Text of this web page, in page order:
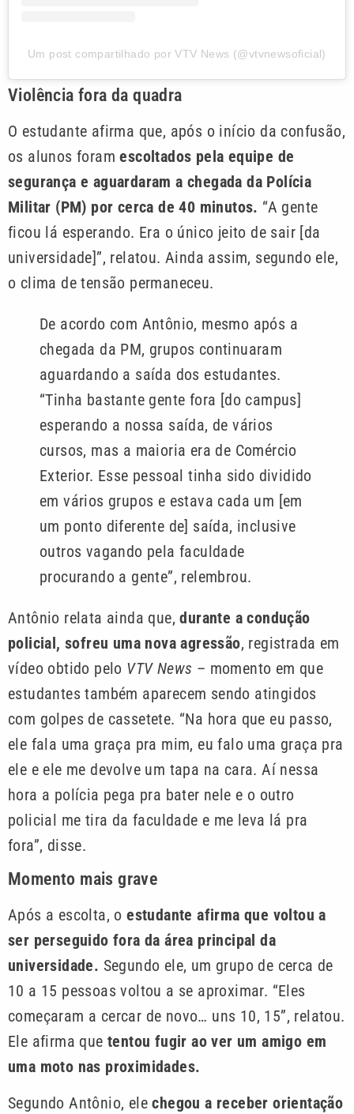
Um post compartilhado por VTV News (@vtvnewsoficial)
Violência fora da quadra
O estudante afirma que, após o início da confusão,
os alunos foramescoltados pela equipe de
segurança e aguardaram a chegada da Polícia
Militar (PM) por cerca de 40 minutos. “A gente
ficou lá esperando. Era o único jeito de sair [da
universidade]”, relatou. Ainda assim, segundo ele,
o clima de tensão permaneceu.
De acordo com Antônio, mesmo após a
chegada da PM, grupos continuaram
aguardando a saída dos estudantes.
“Tinha bastante gente fora [do campus]
esperando a nossa saída, de vários
cursos, mas a maioria era de Comércio
Exterior. Esse pessoal tinha sido dividido
em vários grupos e estava cada um [em
um ponto diferente de] saída, inclusive
outros vagando pela faculdade
procurando a gente”, relembrou.
Antônio relata ainda que,durante a condução
policial, sofreu uma nova agressão, registrada em
vídeo obtido pelo VTV News – momento em que
estudantes também aparecem sendo atingidos
com golpes de cassetete. “Na hora que eu passo,
ele fala uma graça pra mim, eu falo uma graça pra
ele e ele me devolve um tapa na cara. Aí nessa
hora a polícia pega pra bater nele e o outro
policial me tira da faculdade e me leva lá pra
fora”, disse.
Momento mais grave
Após a escolta, oestudante afirma que voltou a
ser perseguido fora da área principal da
universidade. Segundo ele, um grupo de cerca de
10 a 15 pessoas voltou a se aproximar. “Eles
começaram a cercar de novo… uns 10, 15”, relatou.
Ele afirma quetentou fugir ao ver um amigo em
uma moto nas proximidades.
Segundo Antônio, elechegou a receber orientação